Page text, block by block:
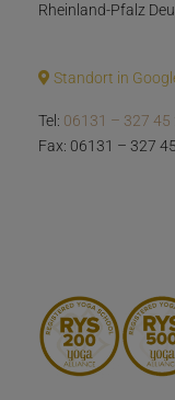
Rheinland-Pfalz
Standort in
Tel: 06131 – 327 45
Fax: 06131 – 327